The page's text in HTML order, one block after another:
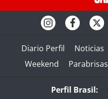
Diario Perfil Noticias
Weekend
Parabrisas
Perfil Brasil: